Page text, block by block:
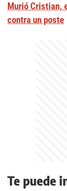
Murió Cristian,
contra un poste
Te puede